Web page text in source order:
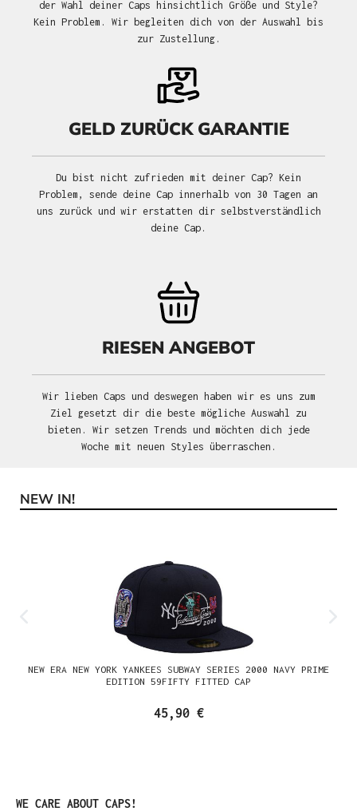
der Wahl deiner Caps hinsichtlich Größe und Style?
Kein Problem. Wir begleiten dich von der Auswahl bis
zur Zustellung.
GELD ZURÜCK GARANTIE
Du bist nicht zufrieden mit deiner Cap? Kein
Problem, sende deine Cap innerhalb von 30 Tagen an
uns zurück und wir erstatten dir selbstverständlich
deine Cap.
RIESEN ANGEBOT
Wir lieben Caps und deswegen haben wir es uns zum
Ziel gesetzt dir die beste mögliche Auswahl zu
bieten. Wir setzen Trends und möchten dich jede
Woche mit neuen Styles überraschen.
Produktgalerie überspringen
NEW IN!
NEW ERA NEW YORK YANKEES SUBWAY SERIES 2000 NAVY PRIME
EDITION 59FIFTY FITTED CAP
45,90 €
Produktgalerie überspringen
WE CARE ABOUT CAPS!